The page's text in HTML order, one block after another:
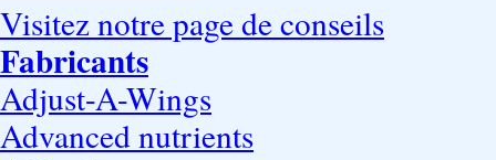
Visitez notre page de conseils
Fabricants
Adjust-A-Wings
Advanced nutrients